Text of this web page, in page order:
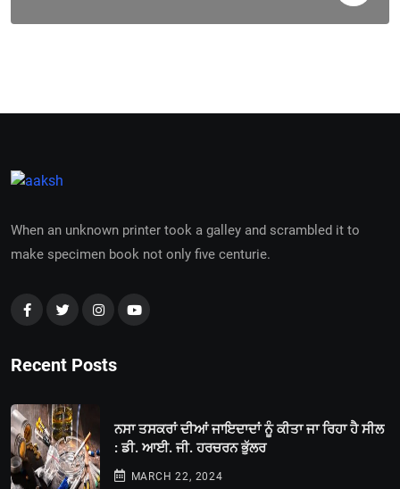
When an unknown printer took a galley and scrambled it to
make specimen book not only five centurie.
Recent Posts
ਨਸਾ ਤਸਕਰਾਂ ਦੀਆਂ ਜਾਇਦਾਦਾਂ ਨੂੰ ਕੀਤਾ ਜਾ ਰਿਹਾ ਹੈ ਸੀਲ
: ਡੀ. ਆਈ. ਜੀ. ਹਰਚਰਨ ਭੁੱਲਰ
MARCH 22, 2024